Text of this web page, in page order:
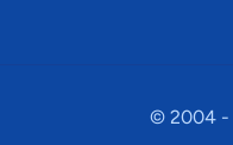
© 2004 -